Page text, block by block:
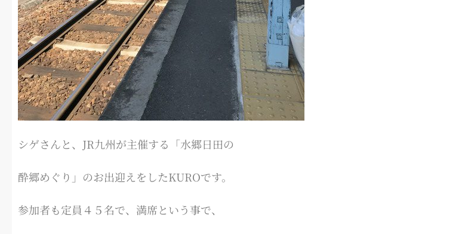
シゲさんと、JR九州が主催する「水郷日田の
酔郷めぐり」のお出迎えをしたKUROです。
参加者も定員４５名で、満席という事で、